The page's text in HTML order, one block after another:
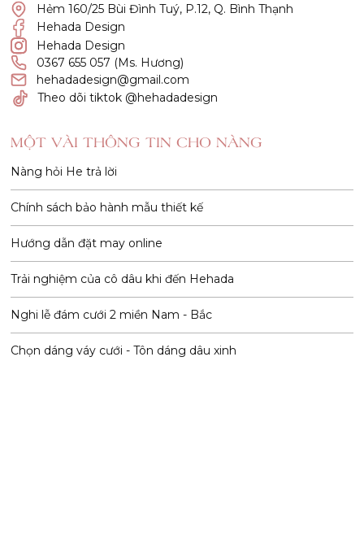
Hẻm 160/25 Bùi Đình Tuý, P.12, Q. Bình Thạnh
Hehada Design
Hehada Design
0367 655 057 (Ms. Hương)
hehadadesign@gmail.com
Theo dõi tiktok @hehadadesign
MỘT VÀI THÔNG TIN CHO NÀNG
Nàng hỏi He trả lời
Chính sách bảo hành mẫu thiết kế
Hướng dẫn đặt may online
Trải nghiệm của cô dâu khi đến Hehada
Nghi lễ đám cưới 2 miền Nam - Bắc
Chọn dáng váy cưới - Tôn dáng dâu xinh